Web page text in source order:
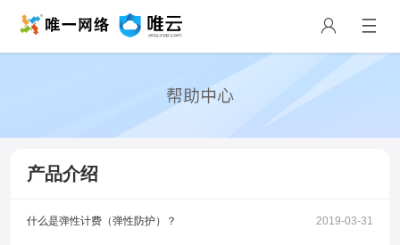
产品介绍
什么是弹性计费（弹性防护）？ 2019-03-31